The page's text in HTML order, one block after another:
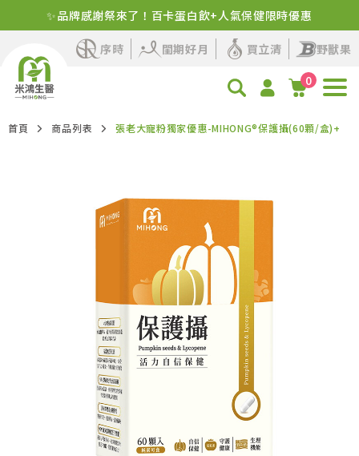
✨品牌感謝祭來了！百卡蛋白飲+人氣保健限時優惠
序時 閨期好月 買立清
野獸果
0
首頁 商品列表 張老大寵粉獨家優惠-MIHONG®保護攝(60顆/盒)+